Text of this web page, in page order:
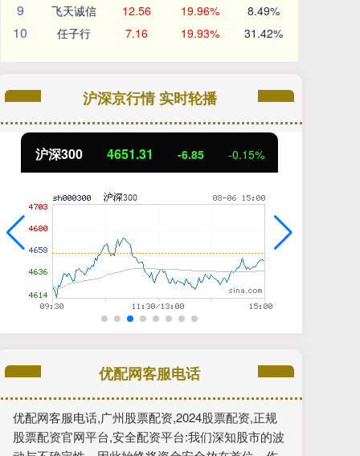
9 飞天诚信 12.56 19.96% 8.49%
10 任子行 7.16 19.93% 31.42%
沪深京行情 实时轮播
沪深300 4651.31 -6.85 -0.15%
优配网客服电话
优配网客服电话,广州股票配资,2024股票配资,正规
股票配资官网平台,安全配资平台:我们深知股市的波